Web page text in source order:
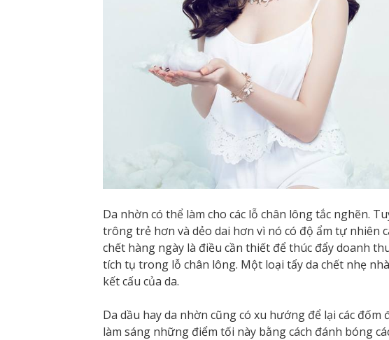
Da nhờn có thể làm cho các lỗ chân lông tắc nghẽn.
trông trẻ hơn và dẻo dai hơn vì nó có độ ẩm tự nhiên
chết hàng ngày là điều cần thiết để thúc đẩy doanh
tích tụ trong lỗ chân lông. Một loại tẩy da chết nhẹ
kết cấu của da.
Da dầu hay da nhờn cũng có xu hướng để lại các đốm
làm sáng những điểm tối này bằng cách đánh bóng